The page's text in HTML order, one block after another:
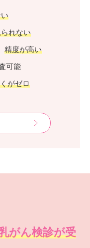
れない
精度が高い
可能
がゼロ
がん検診が受